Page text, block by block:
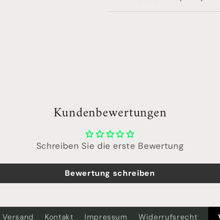
Kundenbewertungen
Schreiben Sie die erste Bewertung
Bewertung schreiben
Versand Kontakt Impressum Widerrufsrecht